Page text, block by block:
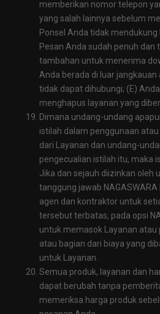
memberikan nomor telepon
yang salah lainnya sebelum
Ponsel Anda tidak
Pesan Anda sudah penuh
tambahan untuk menerima
Anda berada di luar
tidak dapat dihubungi; (E)
menghapus layanan yang
Dimana undang-undang
istilah dalam penggunaan
dari Layanan dan undang-
pengecualian istilah itu, maka
Jika dan sejauh diizinkan oleh
tanggung jawab
agen dan kontraktor untuk
tersebut terbatas, pada opsi
untuk memasok Layanan atau
atau bagian dari biaya yang
untuk Layanan.
Semua produk, layanan dan
dapat berubah tanpa
memeriksa harga produk